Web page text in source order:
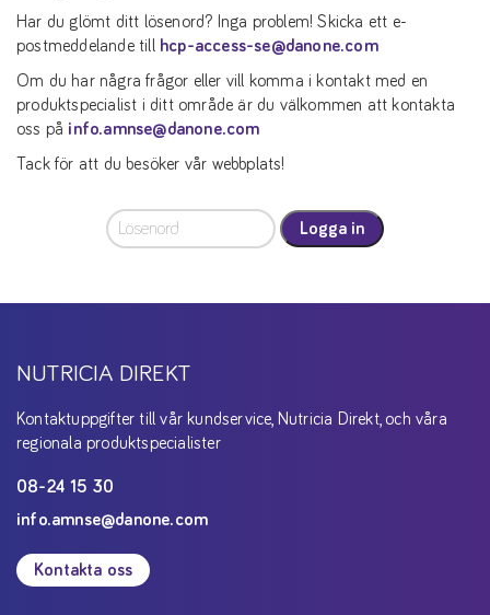
Har du glömt ditt lösenord? Inga problem! Skicka ett e-
postmeddelande till
hcp-access-se@danone.com
Om du har några frågor eller vill komma i kontakt med en
produktspecialist i ditt område är du välkommen att kontakta
oss på info.amnse@danone.com
Tack för att du besöker vår webbplats!
Logga in
NUTRICIA DIREKT
Kontaktuppgifter till vår kundservice, Nutricia Direkt, och våra
regionala produktspecialister
08-24 15 30
info.amnse@danone.com
Kontakta oss